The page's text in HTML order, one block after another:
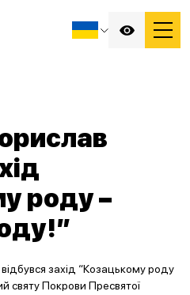
роду –
захід “Козацькому роду
святу Покрови Пресвятої